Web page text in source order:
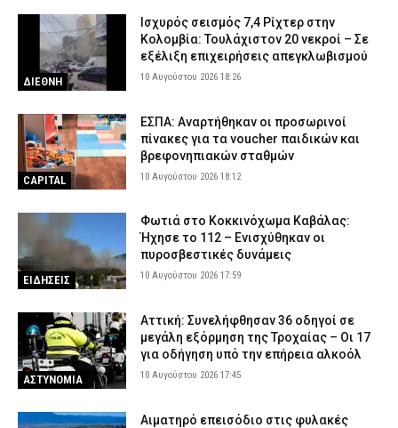
ΔΙΕΘΝΗ
Ισχυρός σεισμός 7,4 Ρίχτερ στην
Κολομβία: Τουλάχιστον 20 νεκροί – Σε
εξέλιξη επιχειρήσεις απεγκλωβισμού
10 Αυγούστου 2026 18:26
CAPITAL
ΕΣΠΑ: Αναρτήθηκαν οι προσωρινοί
πίνακες για τα voucher παιδικών και
βρεφονηπιακών σταθμών
10 Αυγούστου 2026 18:12
ΕΙΔΗΣΕΙΣ
Φωτιά στο Κοκκινόχωμα Καβάλας:
Ήχησε το 112 – Ενισχύθηκαν οι
πυροσβεστικές δυνάμεις
10 Αυγούστου 2026 17:59
ΑΣΤΥΝΟΜΙΑ
Αττική: Συνελήφθησαν 36 οδηγοί σε
μεγάλη εξόρμηση της Τροχαίας – Οι 17
για οδήγηση υπό την επήρεια αλκοόλ
10 Αυγούστου 2026 17:45
Αιματηρό επεισόδιο στις φυλακές